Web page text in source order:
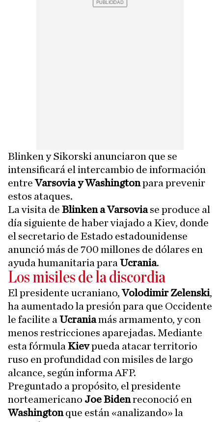
Blinken y Sikorski anunciaron que se
intensificará el intercambio de información
entreVarsovia y Washingtonpara prevenir
estos ataques.
La visita de Blinken a Varsoviase produce al
día siguiente de haber viajado a Kiev, donde
el secretario de Estado estadounidense
anunció más de 700 millones de dólares en
ayuda humanitaria para Ucrania.
Los misiles de la discordia
El presidente ucraniano,Volodimir Zelenski,
ha aumentado la presión para que Occidente
le facilite a Ucraniamás armamento, y con
menos restricciones aparejadas. Mediante
esta fórmula Kievpueda atacar territorio
ruso en profundidad con misiles de largo
alcance, según informa AFP.
Preguntado a propósito, el presidente
norteamericano Joe Bidenreconoció en
Washingtonque están «analizando» la